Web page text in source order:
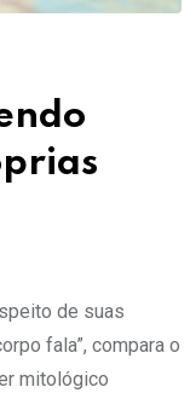
de suas
fala”, compara o
mitológico